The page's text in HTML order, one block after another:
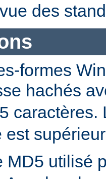
des
formes
hachés
caractères.
est
MD5 utilisé